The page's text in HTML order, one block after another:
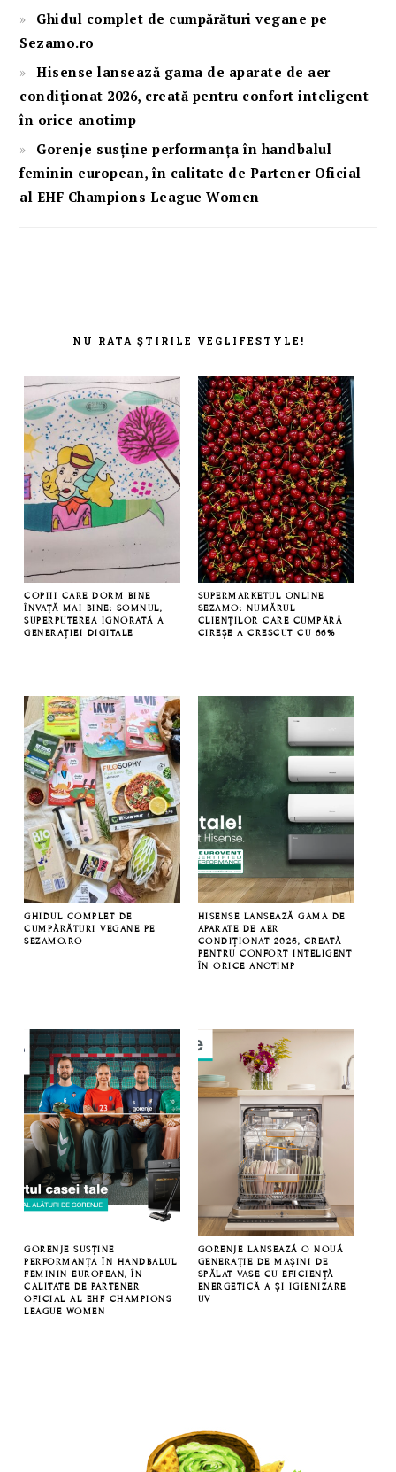
Ghidul complet de cumpărături vegane pe
Sezamo.ro
Hisense lansează gama de aparate de aer
condiționat 2026, creată pentru confort inteligent
în orice anotimp
Gorenje susține performanța în handbalul
feminin european, în calitate de Partener Oficial
al EHF Champions League Women
NU RATA ȘTIRILE VEGLIFESTYLE!
COPIII CARE DORM BINE
ÎNVAȚĂ MAI BINE: SOMNUL,
SUPERPUTEREA IGNORATĂ A
GENERAȚIEI DIGITALE
SUPERMARKETUL ONLINE
SEZAMO: NUMĂRUL
CLIENȚILOR CARE CUMPĂRĂ
CIREȘE A CRESCUT CU 66%
GHIDUL COMPLET DE
CUMPĂRĂTURI VEGANE PE
SEZAMO.RO
HISENSE LANSEAZĂ GAMA DE
APARATE DE AER
CONDIȚIONAT 2026, CREATĂ
PENTRU CONFORT INTELIGENT
ÎN ORICE ANOTIMP
GORENJE SUSȚINE
PERFORMANȚA ÎN HANDBALUL
FEMININ EUROPEAN, ÎN
CALITATE DE PARTENER
OFICIAL AL EHF CHAMPIONS
LEAGUE WOMEN
GORENJE LANSEAZĂ O NOUĂ
GENERAȚIE DE MAȘINI DE
SPĂLAT VASE CU EFICIENȚĂ
ENERGETICĂ A ȘI IGIENIZARE
UV